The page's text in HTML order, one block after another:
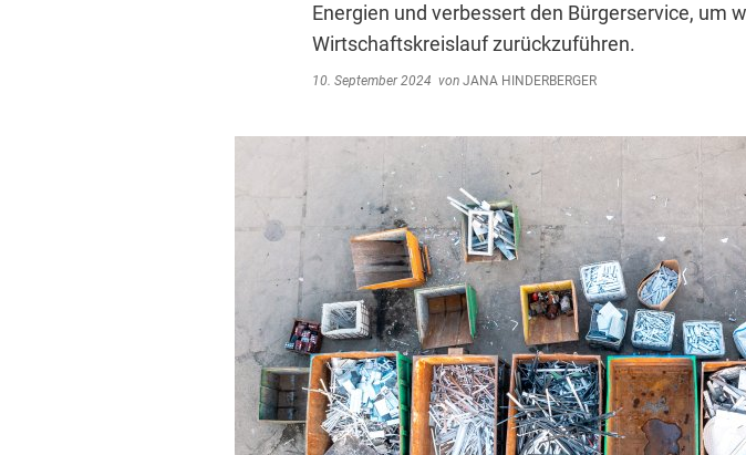
Energien und verbessert den Bürgerservice, um
Wirtschaftskreislauf zurückzuführen.
10. September 2024 von JANA HINDERBERGER